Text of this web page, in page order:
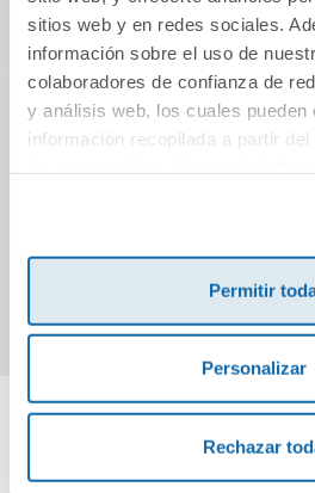
sitios web y en redes sociales.
información sobre el uso de
colaboradores de confianza de
y análisis web, los cuales pueden
información recopilada a partir
Permitir
Personalizar
Rechazar
Exploradores :
Cohete
El
Cuéntanos